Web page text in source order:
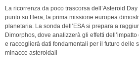
La ricorrenza da poco trascorsa dell’Asteroid Day
punto su Hera, la prima missione europea
planetaria. La sonda dell’ESA si prepara a
Dimorphos, dove analizzerà gli effetti
e raccoglierà dati fondamentali per il futuro delle
minacce asteroidali